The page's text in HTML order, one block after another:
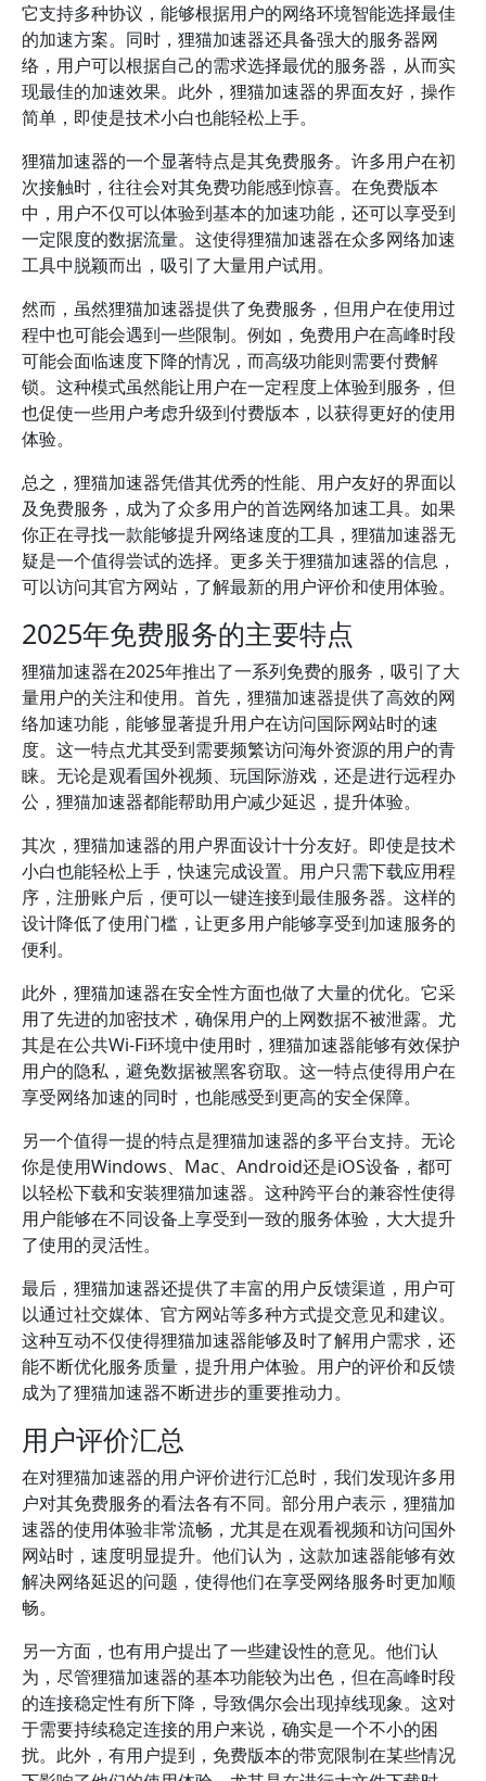
它支持多种协议，能够根据用户的网络环境智能选择最佳
的加速方案。同时，狸猫加速器还具备强大的服务器网
络，用户可以根据自己的需求选择最优的服务器，从而实
现最佳的加速效果。此外，狸猫加速器的界面友好，操作
简单，即使是技术小白也能轻松上手。
狸猫加速器的一个显著特点是其免费服务。许多用户在初
次接触时，往往会对其免费功能感到惊喜。在免费版本
中，用户不仅可以体验到基本的加速功能，还可以享受到
一定限度的数据流量。这使得狸猫加速器在众多网络加速
工具中脱颖而出，吸引了大量用户试用。
然而，虽然狸猫加速器提供了免费服务，但用户在使用过
程中也可能会遇到一些限制。例如，免费用户在高峰时段
可能会面临速度下降的情况，而高级功能则需要付费解
锁。这种模式虽然能让用户在一定程度上体验到服务，但
也促使一些用户考虑升级到付费版本，以获得更好的使用
体验。
总之，狸猫加速器凭借其优秀的性能、用户友好的界面以
及免费服务，成为了众多用户的首选网络加速工具。如果
你正在寻找一款能够提升网络速度的工具，狸猫加速器无
疑是一个值得尝试的选择。更多关于狸猫加速器的信息，
可以访问其官方网站，了解最新的用户评价和使用体验。
2025年免费服务的主要特点
狸猫加速器在2025年推出了一系列免费的服务，吸引了大
量用户的关注和使用。首先，狸猫加速器提供了高效的网
络加速功能，能够显著提升用户在访问国际网站时的速
度。这一特点尤其受到需要频繁访问海外资源的用户的青
睐。无论是观看国外视频、玩国际游戏，还是进行远程办
公，狸猫加速器都能帮助用户减少延迟，提升体验。
其次，狸猫加速器的用户界面设计十分友好。即使是技术
小白也能轻松上手，快速完成设置。用户只需下载应用程
序，注册账户后，便可以一键连接到最佳服务器。这样的
设计降低了使用门槛，让更多用户能够享受到加速服务的
便利。
此外，狸猫加速器在安全性方面也做了大量的优化。它采
用了先进的加密技术，确保用户的上网数据不被泄露。尤
其是在公共Wi-Fi环境中使用时，狸猫加速器能够有效保护
用户的隐私，避免数据被黑客窃取。这一特点使得用户在
享受网络加速的同时，也能感受到更高的安全保障。
另一个值得一提的特点是狸猫加速器的多平台支持。无论
你是使用Windows、Mac、Android还是iOS设备，都可
以轻松下载和安装狸猫加速器。这种跨平台的兼容性使得
用户能够在不同设备上享受到一致的服务体验，大大提升
了使用的灵活性。
最后，狸猫加速器还提供了丰富的用户反馈渠道，用户可
以通过社交媒体、官方网站等多种方式提交意见和建议。
这种互动不仅使得狸猫加速器能够及时了解用户需求，还
能不断优化服务质量，提升用户体验。用户的评价和反馈
成为了狸猫加速器不断进步的重要推动力。
用户评价汇总
在对狸猫加速器的用户评价进行汇总时，我们发现许多用
户对其免费服务的看法各有不同。部分用户表示，狸猫加
速器的使用体验非常流畅，尤其是在观看视频和访问国外
网站时，速度明显提升。他们认为，这款加速器能够有效
解决网络延迟的问题，使得他们在享受网络服务时更加顺
畅。
另一方面，也有用户提出了一些建设性的意见。他们认
为，尽管狸猫加速器的基本功能较为出色，但在高峰时段
的连接稳定性有所下降，导致偶尔会出现掉线现象。这对
于需要持续稳定连接的用户来说，确实是一个不小的困
扰。此外，有用户提到，免费版本的带宽限制在某些情况